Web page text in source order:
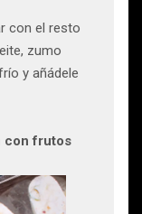
con el resto
zumo
y añádele
con frutos